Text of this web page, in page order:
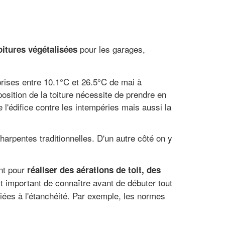
végétalisées pour les garages,
entre 10.1°C et 26.5°C de mai à
de la toiture nécessite de prendre en
contre les intempéries mais aussi la
traditionnelles. D'un autre côté on y
pour réaliser des aérations de toit, des
de connaître avant de débuter tout
à l'étanchéité. Par exemple, les normes